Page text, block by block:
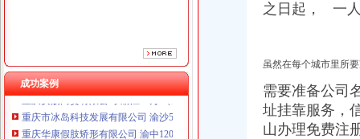
成功案例
重庆斯苔登托生物科技有限公司 渝南10万 （工商注册）
重庆安赐商贸有限公司 渝江10万 （工商注册）
重庆市冰岛科技发展有限公司 渝沙50万 （进出口权）
重庆华康假肢矫形有限公司 渝中120万 （增资）
重庆臣夫商贸有限公司 （执照专让）
之日起， 一
虽然在每个城市里所
需要准备公司
址挂靠服务，
山办理免费注